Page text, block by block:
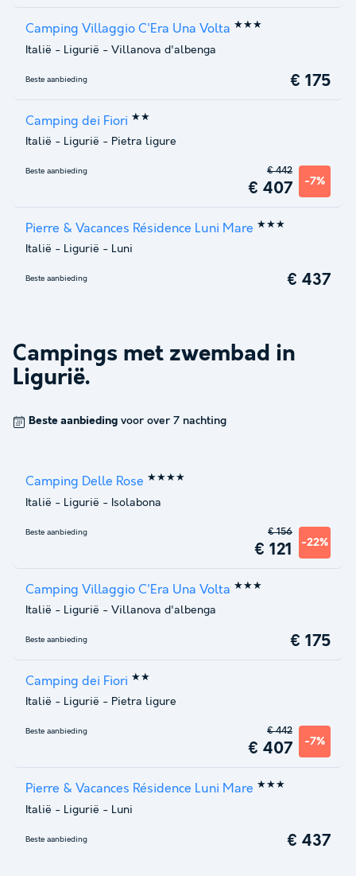
Camping Villaggio C'Era Una Volta ★★★
Italië - Ligurië - Villanova d'albenga
Beste aanbieding € 175
Camping dei Fiori ★★
Italië - Ligurië - Pietra ligure
Beste aanbieding
€ 407 -7%
€ 442
Pierre & Vacances Résidence Luni Mare ★★★
Italië - Ligurië - Luni
Beste aanbieding € 437
Campings met zwembad in
Ligurië.
Beste aanbieding voor over 7 nachting
Camping Delle Rose ★★★★
Italië - Ligurië - Isolabona
Beste aanbieding
€ 121 -22%
€ 156
Camping Villaggio C'Era Una Volta ★★★
Italië - Ligurië - Villanova d'albenga
Beste aanbieding € 175
Camping dei Fiori ★★
Italië - Ligurië - Pietra ligure
Beste aanbieding
€ 407 -7%
€ 442
Pierre & Vacances Résidence Luni Mare ★★★
Italië - Ligurië - Luni
Beste aanbieding € 437